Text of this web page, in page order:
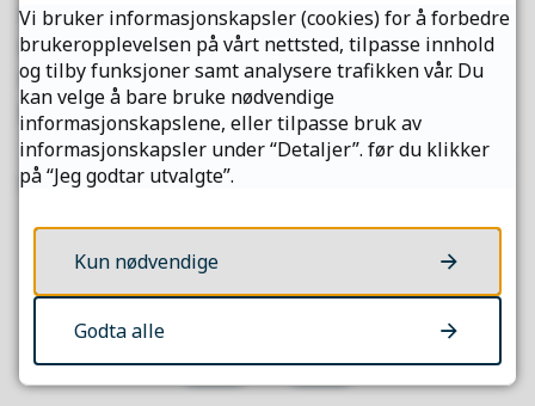
Fylkeskommunedirektør Øystein Ruud
klargjorde administrasjonens syn i forkant av
fylkestingets møte.Les
fylkeskommunedirektørens syn her.
Sist endret 17.01.2024 13.34
Fant du det du lette etter?
Vi bruker informasjonskapsler (cookies) for å forbedre
brukeropplevelsen på vårt nettsted, tilpasse innhold
og tilby funksjoner samt analysere trafikken vår. Du
kan velge å bare bruke nødvendige
informasjonskapslene, eller tilpasse bruk av
informasjonskapsler under “Detaljer”. før du klikker
på “Jeg godtar utvalgte”.
Kun nødvendige
Godta alle